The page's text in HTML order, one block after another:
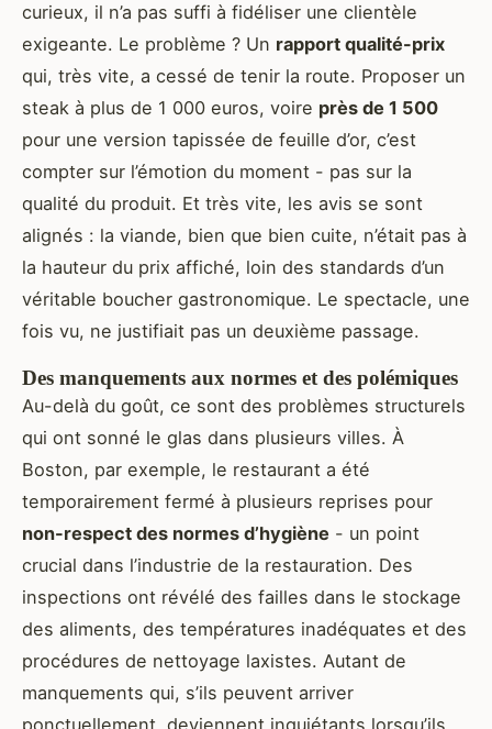
curieux, il n’a pas suffi à fidéliser une clientèle
exigeante. Le problème ? Un rapport qualité-prix
qui, très vite, a cessé de tenir la route. Proposer un
steak à plus de 1 000 euros, voire près de 1 500
pour une version tapissée de feuille d’or, c’est
compter sur l’émotion du moment - pas sur la
qualité du produit. Et très vite, les avis se sont
alignés : la viande, bien que bien cuite, n’était pas à
la hauteur du prix affiché, loin des standards d’un
véritable boucher gastronomique. Le spectacle, une
fois vu, ne justifiait pas un deuxième passage.
Des manquements aux normes et des polémiques
Au-delà du goût, ce sont des problèmes structurels
qui ont sonné le glas dans plusieurs villes. À
Boston, par exemple, le restaurant a été
temporairement fermé à plusieurs reprises pour
non-respect des normes d’hygiène - un point
crucial dans l’industrie de la restauration. Des
inspections ont révélé des failles dans le stockage
des aliments, des températures inadéquates et des
procédures de nettoyage laxistes. Autant de
manquements qui, s’ils peuvent arriver